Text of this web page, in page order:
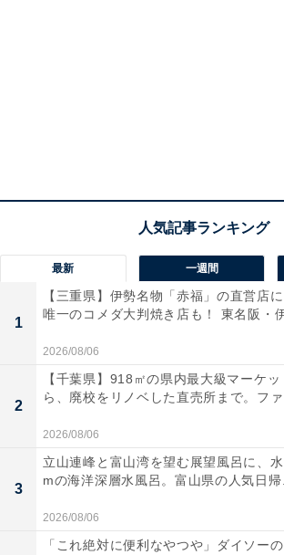
最新 一週間
1
【三重県】伊勢名物「赤福」の直営店
唯一のコメダ大判焼き店も！ 東名阪・
2026/08/06
2
【千葉県】918㎡の県内最大級マーケッ
ら、廃校をリノベした直売所まで。ファ
2026/08/06
3
立山連峰と富山湾を望む展望風呂に、
mの海洋深層水風呂。富山県の人気日帰
2026/08/06
「これ絶対に便利なやつや」ダイソー